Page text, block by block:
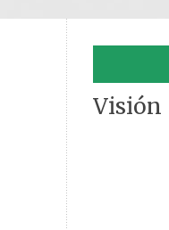
Visión